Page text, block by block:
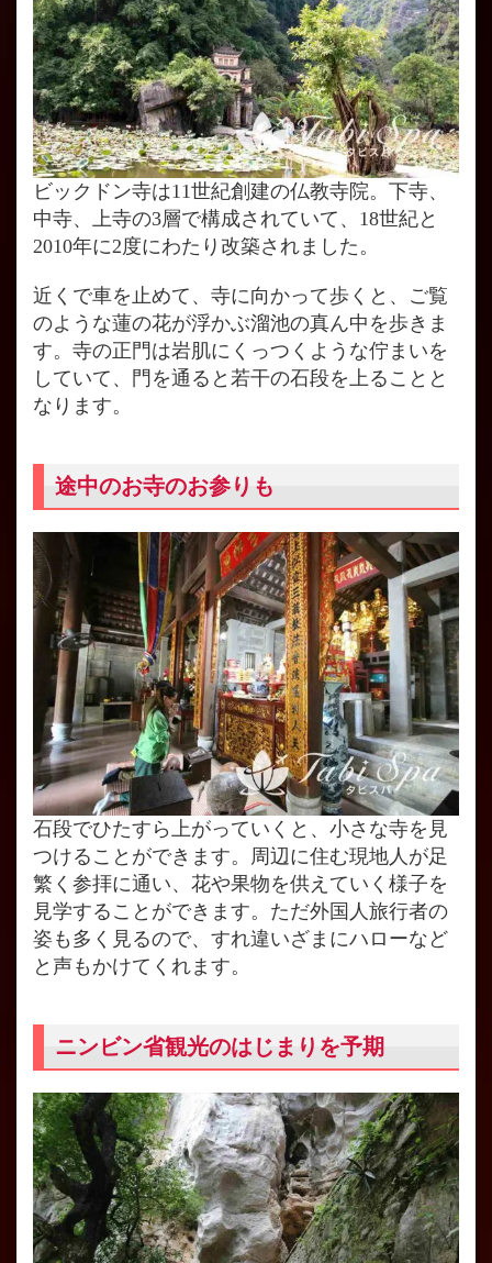
ビックドン寺は11世紀創建の仏教寺院。下寺、
中寺、上寺の3層で構成されていて、18世紀と
2010年に2度にわたり改築されました。
近くで車を止めて、寺に向かって歩くと、ご覧
のような蓮の花が浮かぶ溜池の真ん中を歩きま
す。寺の正門は岩肌にくっつくような佇まいを
していて、門を通ると若干の石段を上ることと
なります。
途中のお寺のお参りも
石段でひたすら上がっていくと、小さな寺を見
つけることができます。周辺に住む現地人が足
繁く参拝に通い、花や果物を供えていく様子を
見学することができます。ただ外国人旅行者の
姿も多く見るので、すれ違いざまにハローなど
と声もかけてくれます。
ニンビン省観光のはじまりを予期